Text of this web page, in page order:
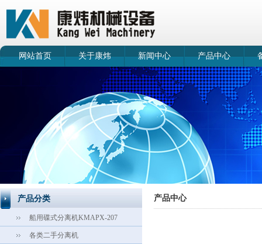
网站首页 关于康炜 新闻中心 产品中心
产品分类
船用碟式分离机KMAPX-207
各类二手分离机
产品中心